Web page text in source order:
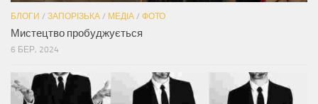
БЛОГИ / ЗАПОРІЗЬКА / МЕДІА / ФОТО
Мистецтво пробуджується
6 БЕР, 2024